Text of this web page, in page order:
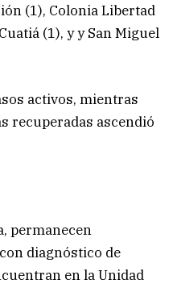
(1), Colonia Libertad
(1), y y San Miguel
activos, mientras
recuperadas ascendió
permanecen
diagnóstico de
en la Unidad